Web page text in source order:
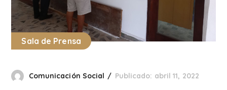
Sala de Prensa
Comunicación Social Publicado: abril 11, 2022